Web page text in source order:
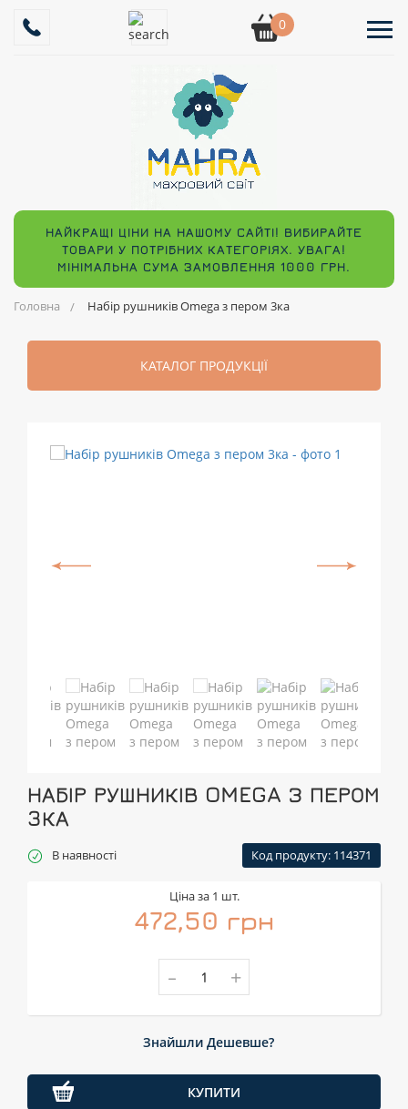
0
НАЙКРАЩІ ЦІНИ НА НАШОМУ САЙТІ! ВИБИРАЙТЕ
ТОВАРИ У ПОТРІБНИХ КАТЕГОРІЯХ. УВАГА!
МІНІМАЛЬНА СУМА ЗАМОВЛЕННЯ 1000 ГРН.
Головна Набір рушників Omega з пером 3ка
КАТАЛОГ ПРОДУКЦІЇ
НАБІР РУШНИКІВ OMEGA З ПЕРОМ
3КА
В наявності Код продукту: 114371
Ціна за 1 шт.
472,50 грн
- +
Знайшли Дешевше?
КУПИТИ